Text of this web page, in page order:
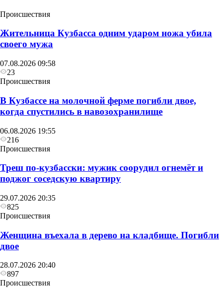
Происшествия
Жительница Кузбасса одним ударом ножа убила
своего мужа
07.08.2026 09:58
23
Происшествия
В Кузбассе на молочной ферме погибли двое,
когда спустились в навозохранилище
06.08.2026 19:55
216
Происшествия
Треш по-кузбасски: мужик соорудил огнемёт и
поджог соседскую квартиру
29.07.2026 20:35
825
Происшествия
Женщина въехала в дерево на кладбище. Погибли
двое
28.07.2026 20:40
897
Происшествия